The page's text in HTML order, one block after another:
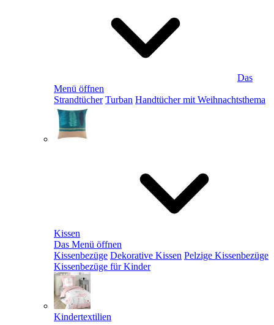
Das
Menü öffnen
Strandtücher Turban Handtücher mit Weihnachtsthema
Kissen
Das Menü öffnen
Kissenbezüge Dekorative Kissen Pelzige Kissenbezüge
Kissenbezüge für Kinder
Kindertextilien